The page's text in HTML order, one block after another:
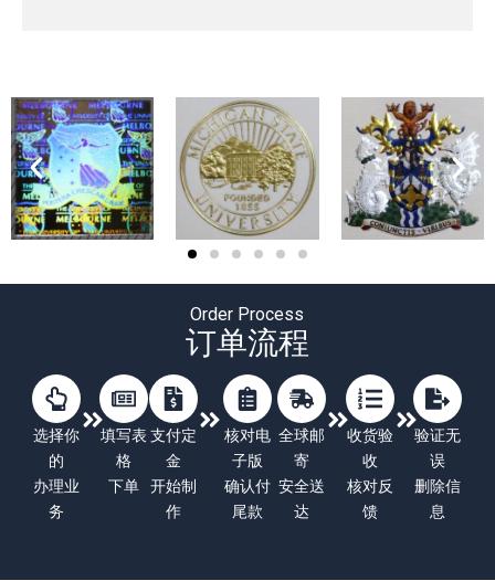
Order Process
订单流程
选择你
的
办理业
务
填写表
格
下单
支付定
金
开始制
作
核对电
子版
确认付
尾款
全球邮
寄
安全送
达
收货验
收
核对反
馈
验证无
误
删除信
息